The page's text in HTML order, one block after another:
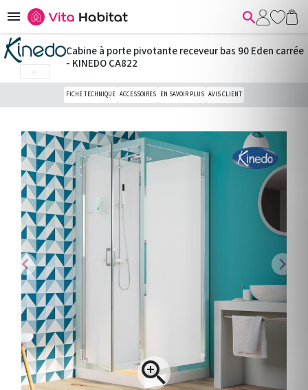
 
chevron_left

chevron_right
Cabine à porte pivotante receveur bas 90 Eden carrée
- KINEDO CA822
FICHE TECHNIQUE ACCESSOIRES EN SAVOIR PLUS AVIS CLIENT